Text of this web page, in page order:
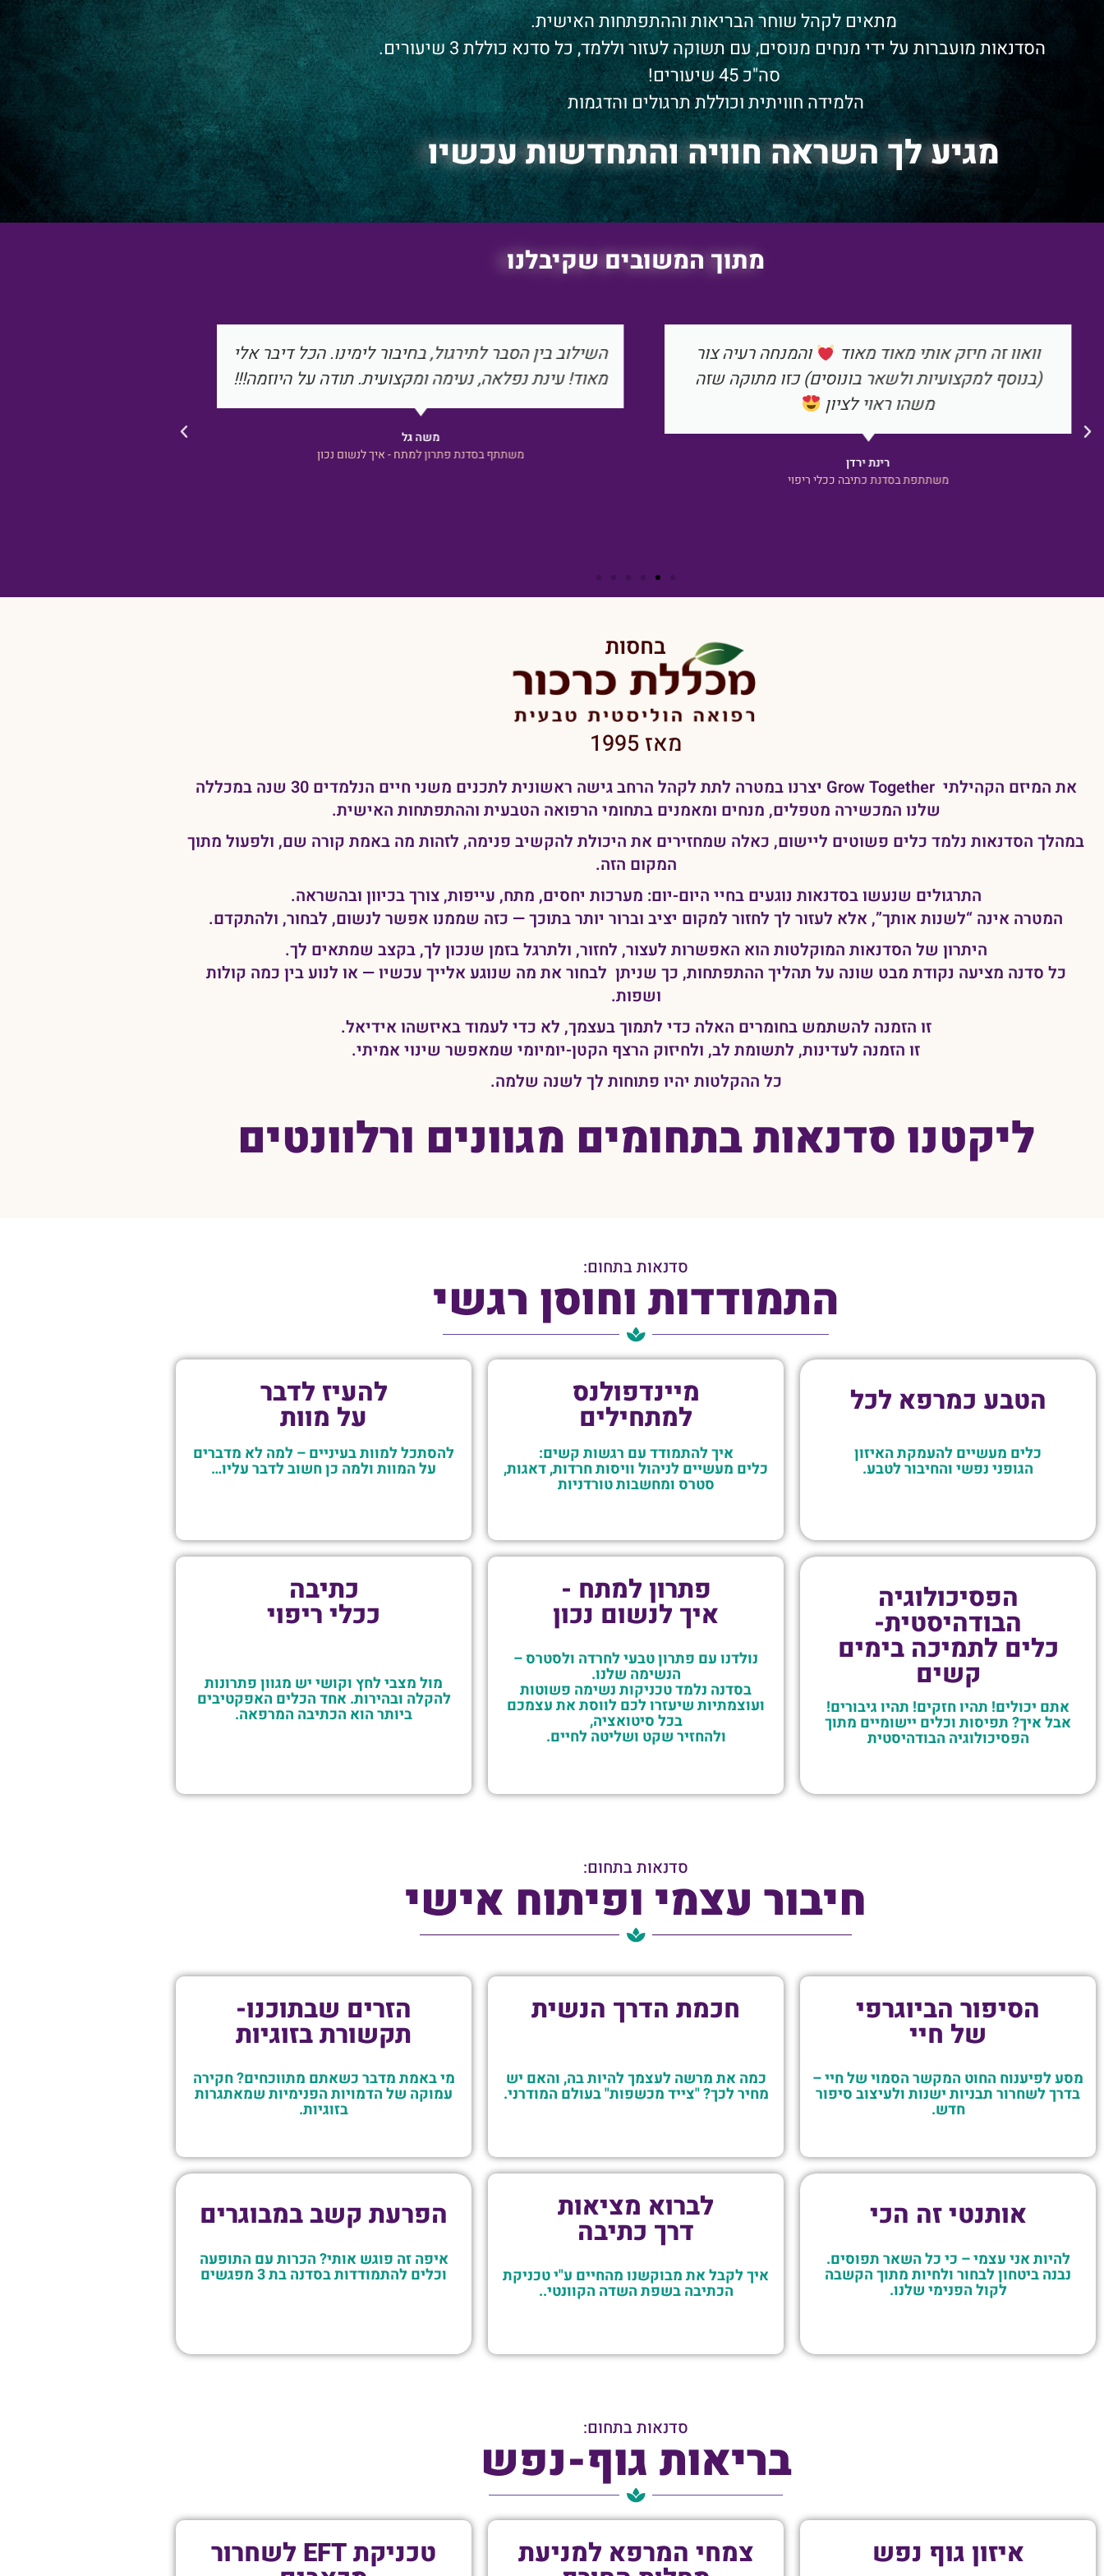
מתאים לקהל שוחר הבריאות וההתפתחות האישית.
הסדנאות מועברות על ידי מנחים מנוסים, עם תשוקה לעזור וללמד, כל סדנא כוללת 3 שיעורים.
סה"כ 45 שיעורים!
הלמידה חוויתית וכוללת תרגולים והדגמות
מגיע לך השראה חוויה והתחדשות עכשיו
מתוך המשובים שקיבלנו
השילוב בין הסבר לתירגול, בחיבור לימינו. הכל דיבר אלי
מאוד! עינת נפלאה, נעימה ומקצועית. תודה על היוזמה!!!
משה גל
משתתף בסדנת פתרון למתח - איך לנשום נכון
מקצועי מאד מלאת ביטחון והרבה צניעות. כיף לשמוע
אותה. משהו מיוחד. כמובן שגם התוכן היה מעניין מאד.
חווה צור
משתתפת בסדנת צמחי המרפא למניעת מחלות החורף
בחסות
מאז 1995
את המיזם הקהילתי Grow Together יצרנו במטרה לתת לקהל הרחב גישה ראשונית לתכנים משני חיים הנלמדים 30 שנה במכללה
שלנו המכשירה מטפלים, מנחים ומאמנים בתחומי הרפואה הטבעית וההתפתחות האישית.
במהלך הסדנאות נלמד כלים פשוטים ליישום, כאלה שמחזירים את היכולת להקשיב פנימה, לזהות מה באמת קורה שם, ולפעול מתוך
המקום הזה.
התרגולים שנעשו בסדנאות נוגעים בחיי היום-יום: מערכות יחסים, מתח, עייפות, צורך בכיוון ובהשראה.
המטרה אינה “לשנות אותך”, אלא לעזור לך לחזור למקום יציב וברור יותר בתוכך — כזה שממנו אפשר לנשום, לבחור, ולהתקדם.
היתרון של הסדנאות המוקלטות הוא האפשרות לעצור, לחזור, ולתרגל בזמן שנכון לך, בקצב שמתאים לך.
כל סדנה מציעה נקודת מבט שונה על תהליך ההתפתחות, כך שניתן לבחור את מה שנוגע אלייך עכשיו — או לנוע בין כמה קולות
ושפות.
זו הזמנה להשתמש בחומרים האלה כדי לתמוך בעצמך, לא כדי לעמוד באיזשהו אידיאל.
זו הזמנה לעדינות, לתשומת לב, ולחיזוק הרצף הקטן-יומיומי שמאפשר שינוי אמיתי.
כל ההקלטות יהיו פתוחות לך לשנה שלמה.
ליקטנו סדנאות בתחומים מגוונים ורלוונטים
סדנאות בתחום:
התמודדות וחוסן רגשי
הטבע כמרפא לכל
כלים מעשיים להעמקת האיזון
הגופני נפשי והחיבור לטבע.
מיינדפולנס
למתחילים
איך להתמודד עם רגשות קשים:
כלים מעשיים לניהול וויסות חרדות, דאגות,
סטרס ומחשבות טורדניות
להעיז לדבר
על מוות
להסתכל למוות בעיניים – למה לא מדברים
על המוות ולמה כן חשוב לדבר עליו…
הפסיכולוגיה
הבודהיסטית-
כלים לתמיכה בימים
קשים
אתם יכולים! תהיו חזקים! תהיו גיבורים!
אבל איך? תפיסות וכלים יישומיים מתוך
הפסיכולוגיה הבודהיסטית
פתרון למתח -
איך לנשום נכון
נולדנו עם פתרון טבעי לחרדה ולסטרס –
הנשימה שלנו.
בסדנה נלמד טכניקות נשימה פשוטות
ועוצמתיות שיעזרו לכם לווסת את עצמכם
בכל סיטואציה,
ולהחזיר שקט ושליטה לחיים.
כתיבה
ככלי ריפוי
מול מצבי לחץ וקושי יש מגוון פתרונות
להקלה ובהירות. אחד הכלים האפקטיבים
ביותר הוא הכתיבה המרפאה.
סדנאות בתחום:
חיבור עצמי ופיתוח אישי
הסיפור הביוגרפי
של חיי
מסע לפיענוח החוט המקשר הסמוי של חיי –
בדרך לשחרור תבניות ישנות ולעיצוב סיפור
חדש.
חכמת הדרך הנשית
כמה את מרשה לעצמך להיות בה, והאם יש
מחיר לכך? "צייד מכשפות" בעולם המודרני.
הזרים שבתוכנו-
תקשורת בזוגיות
מי באמת מדבר כשאתם מתווכחים? חקירה
עמוקה של הדמויות הפנימיות שמאתגרות
בזוגיות.
אותנטי זה הכי
להיות אני עצמי – כי כל השאר תפוסים.
נבנה ביטחון לבחור ולחיות מתוך הקשבה
לקול הפנימי שלנו.
לברוא מציאות
דרך כתיבה
איך לקבל את מבוקשנו מהחיים ע"י טכניקת
הכתיבה בשפת השדה הקוונטי..
הפרעת קשב במבוגרים
איפה זה פוגש אותי? הכרות עם התופעה
וכלים להתמודדות בסדנה בת 3 מפגשים
סדנאות בתחום:
בריאות גוף-נפש
איזון גוף נפש צמחי המרפא למניעת טכניקת EFT לשחרור